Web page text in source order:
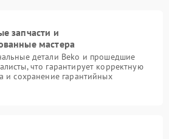
запчасти и
мастера
детали Beko и прошедшие
что гарантирует корректную
и сохранение гарантийных